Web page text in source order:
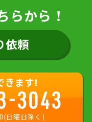
らから！
依頼
きます!
3043
日曜日除く)